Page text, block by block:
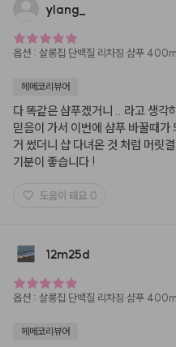
ylang
옵션 : 살롱집 단백질 리차징 샴푸
헤메코리뷰어
다 똑같은 샴푸겠거니 .. 라고 생각
믿음이 가서 이번에 샴푸 바꿀때가
거 썼더니 샵 다녀온 것 처럼 머릿
기분이 좋습니다 !
도움이 돼요 0
12m25d
옵션 : 살롱집 단백질 리차징 샴푸
헤메코리뷰어